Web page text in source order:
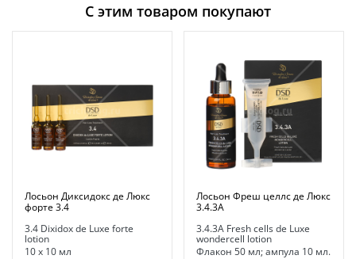
С этим товаром покупают
Лосьон Диксидокс де Люкс
форте 3.4
3.4 Dixidox de Luxe forte
lotion
10 х 10 мл
Лосьон Фреш целлс де Люкс
3.4.3А
3.4.3A Fresh cells de Luxe
wondercell lotion
Флакон 50 мл; ампула 10 мл.